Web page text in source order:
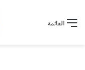
القائمة